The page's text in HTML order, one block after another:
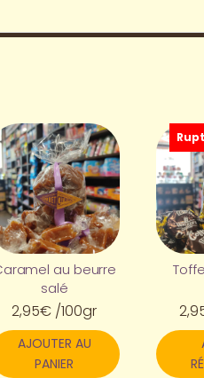
au beurre
salé
2,95€ /100gr
AJOUTER AU
PANIER